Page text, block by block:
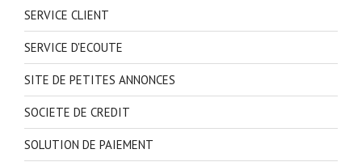
SERVICE CLIENT
SERVICE D'ECOUTE
SITE DE PETITES ANNONCES
SOCIETE DE CREDIT
SOLUTION DE PAIEMENT